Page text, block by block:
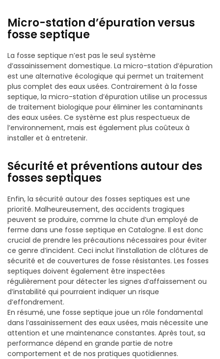
Micro-station d’épuration versus
fosse septique
La fosse septique n’est pas le seul système
d’assainissement domestique. La micro-station d’épuration
est une alternative écologique qui permet un traitement
plus complet des eaux usées. Contrairement à la fosse
septique, la micro-station d’épuration utilise un processus
de traitement biologique pour éliminer les contaminants
des eaux usées. Ce système est plus respectueux de
l’environnement, mais est également plus coûteux à
installer et à entretenir.
Sécurité et préventions autour des
fosses septiques
Enfin, la sécurité autour des fosses septiques est une
priorité. Malheureusement, des accidents tragiques
peuvent se produire, comme la chute d’un employé de
ferme dans une fosse septique en Catalogne. Il est donc
crucial de prendre les précautions nécessaires pour éviter
ce genre d’incident. Ceci inclut l’installation de clôtures de
sécurité et de couvertures de fosse résistantes. Les fosses
septiques doivent également être inspectées
régulièrement pour détecter les signes d’affaissement ou
d’instabilité qui pourraient indiquer un risque
d’effondrement.
En résumé, une fosse septique joue un rôle fondamental
dans l’assainissement des eaux usées, mais nécessite une
attention et une maintenance constantes. Après tout, sa
performance dépend en grande partie de notre
comportement et de nos pratiques quotidiennes.